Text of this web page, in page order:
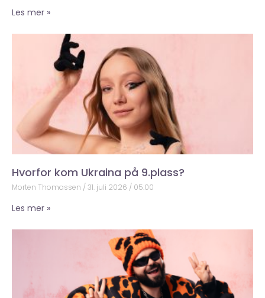
Les mer »
Hvorfor kom Ukraina på 9.plass?
Morten Thomassen 31. juli 2026 05:00
Les mer »